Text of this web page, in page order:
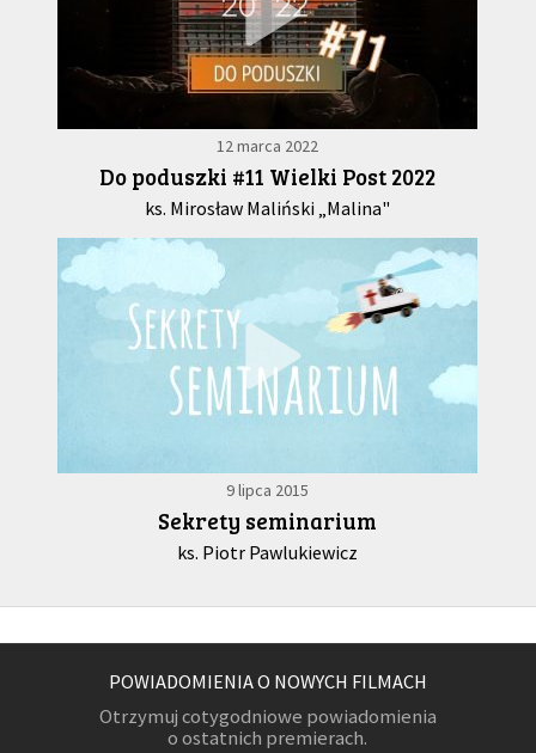
12 marca 2022
Do poduszki #11 Wielki Post 2022
ks. Mirosław Maliński „Malina"
9 lipca 2015
Sekrety seminarium
ks. Piotr Pawlukiewicz
POWIADOMIENIA O NOWYCH FILMACH
Otrzymuj cotygodniowe powiadomienia
o ostatnich premierach.